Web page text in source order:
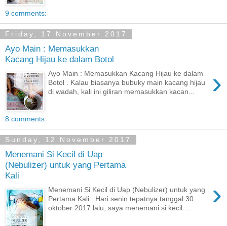
9 comments:
Friday, 17 November 2017
Ayo Main : Memasukkan
Kacang Hijau ke dalam Botol
›
Ayo Main : Memasukkan Kacang Hijau ke dalam
Botol . Kalau biasanya bubuky main kacang hijau
di wadah, kali ini giliran memasukkan kacan...
8 comments:
Sunday, 12 November 2017
Menemani Si Kecil di Uap
(Nebulizer) untuk yang Pertama
Kali
›
Menemani Si Kecil di Uap (Nebulizer) untuk yang
Pertama Kali . Hari senin tepatnya tanggal 30
oktober 2017 lalu, saya menemani si kecil ...